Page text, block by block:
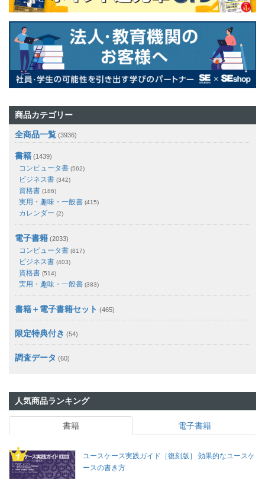
商品カテゴリー
全商品一覧 (3936)
書籍 (1439)
コンピュータ書 (562)
ビジネス書 (342)
資格書 (186)
実用・趣味・一般書 (415)
カレンダー (2)
電子書籍 (2033)
コンピュータ書 (817)
ビジネス書 (403)
資格書 (514)
実用・趣味・一般書 (383)
書籍＋電子書籍セット (465)
限定特典付き (54)
調査データ (60)
人気商品ランキング
書籍 電子書籍
ユースケース実践ガイド［復刻版］ 効果的なユースケ
ースの書き方